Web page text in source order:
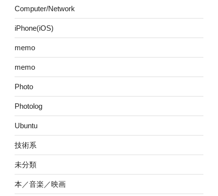
Computer/Network
iPhone(iOS)
memo
memo
Photo
Photolog
Ubuntu
技術系
未分類
本／音楽／映画